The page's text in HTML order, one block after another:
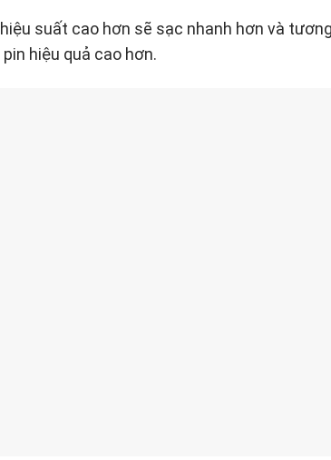
suất cao hơn sẽ sạc nhanh hơn và
hiệu quả cao hơn.